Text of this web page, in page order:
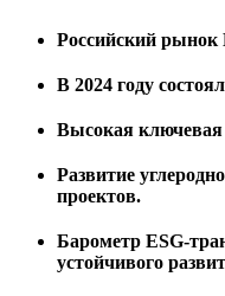
Российский рынок
В 2024 году
Высокая ключевая
Развитие
проектов.
Барометр ESG-
устойчивого